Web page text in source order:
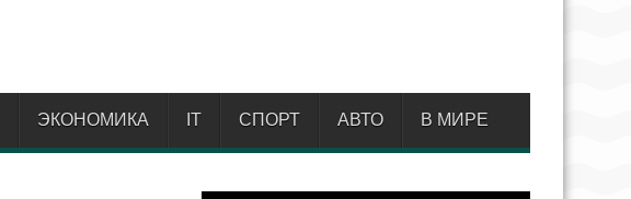
ЭКОНОМИКА IT СПОРТ АВТО В МИРЕ